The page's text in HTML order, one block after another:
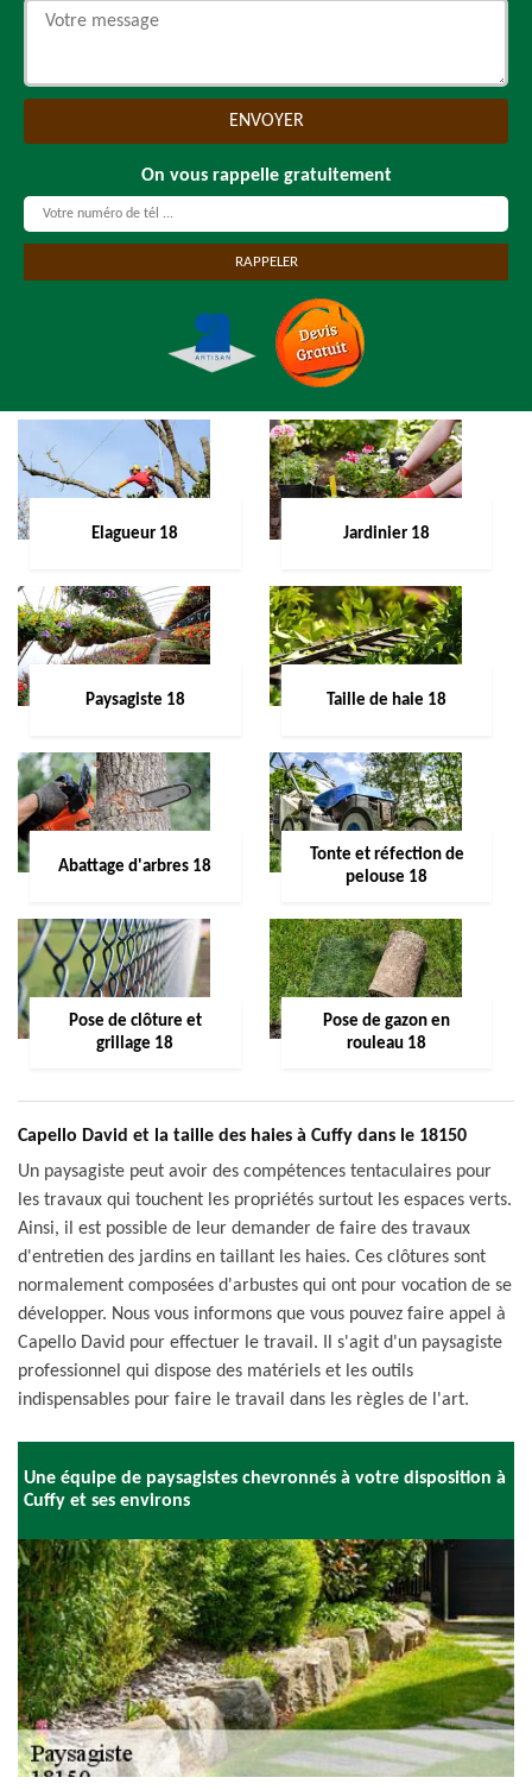
On vous rappelle gratuitement
Elagueur 18 Jardinier 18
Paysagiste 18 Taille de haie 18
Abattage d'arbres 18
Tonte et réfection de
pelouse 18
Pose de clôture et
grillage 18
Pose de gazon en
rouleau 18
Capello David et la taille des haies à Cuffy dans le 18150
Un paysagiste peut avoir des compétences tentaculaires pour
les travaux qui touchent les propriétés surtout les espaces verts.
Ainsi, il est possible de leur demander de faire des travaux
d'entretien des jardins en taillant les haies. Ces clôtures sont
normalement composées d'arbustes qui ont pour vocation de se
développer. Nous vous informons que vous pouvez faire appel à
Capello David pour effectuer le travail. Il s'agit d'un paysagiste
professionnel qui dispose des matériels et les outils
indispensables pour faire le travail dans les règles de l'art.
Une équipe de paysagistes chevronnés à votre disposition à
Cuffy et ses environs